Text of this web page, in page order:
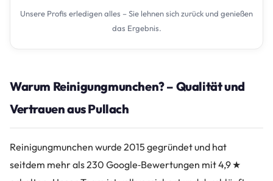
Unsere Profis erledigen alles – Sie lehnen sich zurück und genießen
das Ergebnis.
Warum Reinigungmunchen? – Qualität und
Vertrauen aus Pullach
Reinigungmunchen wurde 2015 gegründet und hat
seitdem mehr als 230 Google‑Bewertungen mit 4,9 ★